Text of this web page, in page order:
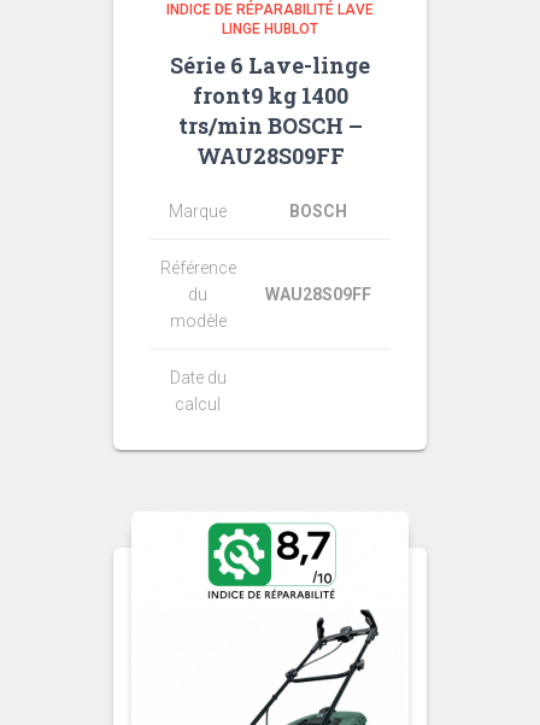
INDICE DE RÉPARABILITÉ LAVE
LINGE HUBLOT
Série 6 Lave-linge
front9 kg 1400
trs/min BOSCH –
WAU28S09FF
Marque BOSCH
Référence
du
modèle
WAU28S09FF
Date du
calcul